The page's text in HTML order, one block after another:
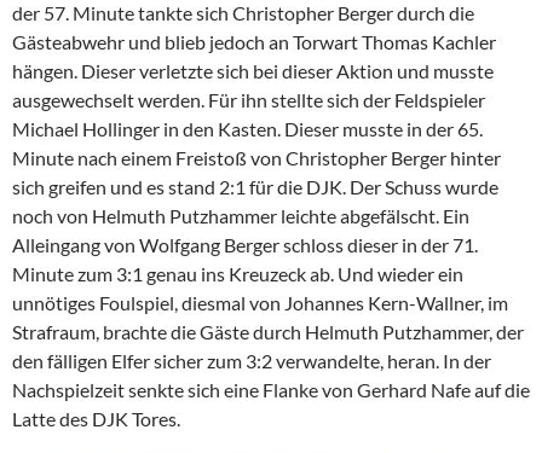
der 57. Minute tankte sich Christopher Berger durch die
Gästeabwehr und blieb jedoch an Torwart Thomas Kachler
hängen. Dieser verletzte sich bei dieser Aktion und musste
ausgewechselt werden. Für ihn stellte sich der Feldspieler
Michael Hollinger in den Kasten. Dieser musste in der 65.
Minute nach einem Freistoß von Christopher Berger hinter
sich greifen und es stand 2:1 für die DJK. Der Schuss wurde
noch von Helmuth Putzhammer leichte abgefälscht. Ein
Alleingang von Wolfgang Berger schloss dieser in der 71.
Minute zum 3:1 genau ins Kreuzeck ab. Und wieder ein
unnötiges Foulspiel, diesmal von Johannes Kern-Wallner, im
Strafraum, brachte die Gäste durch Helmuth Putzhammer, der
den fälligen Elfer sicher zum 3:2 verwandelte, heran. In der
Nachspielzeit senkte sich eine Flanke von Gerhard Nafe auf die
Latte des DJK Tores.